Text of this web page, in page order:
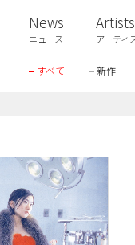
News
ニュース
Artists
アーティ
すべて 新作